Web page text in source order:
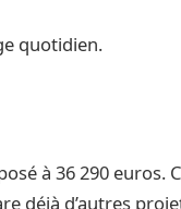
quotidien.
à 36 290 euros.
déjà d’autres